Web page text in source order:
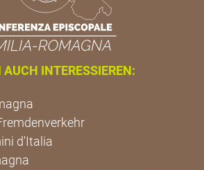
INTERESSIEREN:
d'Italia